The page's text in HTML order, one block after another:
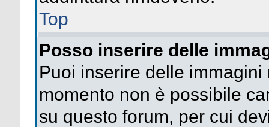
Top
Posso inserire delle
Puoi inserire delle
momento non è possibile
su questo forum, per cui